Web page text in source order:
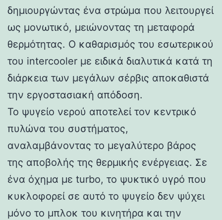
δημιουργώντας ένα στρώμα που λειτουργεί
ως μονωτικό, μειώνοντας τη μεταφορά
θερμότητας. Ο καθαρισμός του εσωτερικού
του intercooler με ειδικά διαλυτικά κατά τη
διάρκεια των μεγάλων σέρβις αποκαθιστά
την εργοστασιακή απόδοση.
Το ψυγείο νερού αποτελεί τον κεντρικό
πυλώνα του συστήματος,
αναλαμβάνοντας το μεγαλύτερο βάρος
της αποβολής της θερμικής ενέργειας. Σε
ένα όχημα με turbo, το ψυκτικό υγρό που
κυκλοφορεί σε αυτό το ψυγείο δεν ψύχει
μόνο το μπλοκ του κινητήρα και την